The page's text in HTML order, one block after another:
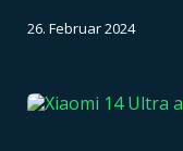
26. Februar 2024